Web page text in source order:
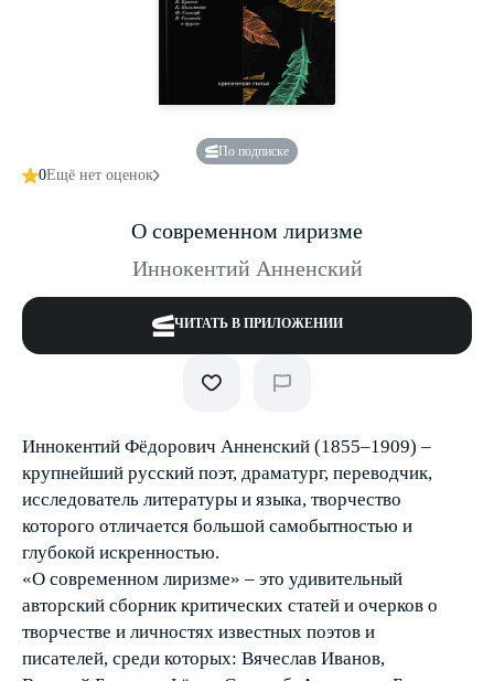
По подписке
0Ещё нет оценок
О современном лиризме
Иннокентий Анненский
ЧИТАТЬ В ПРИЛОЖЕНИИ
Иннокентий Фёдорович Анненский (1855–1909) –
крупнейший русский поэт, драматург, переводчик,
исследователь литературы и языка, творчество
которого отличается большой самобытностью и
глубокой искренностью.
«О современном лиризме» – это удивительный
авторский сборник критических статей и очерков о
творчестве и личностях известных поэтов и
писателей, среди которых: Вячеслав Иванов,